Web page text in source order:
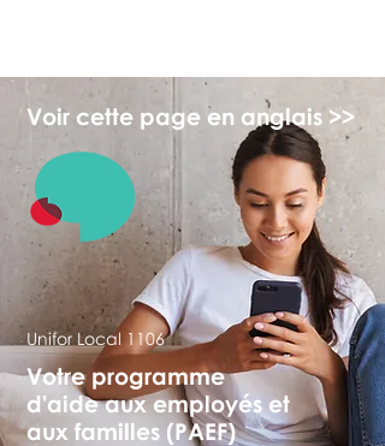
Voir cette page en anglais >>
Unifor Local 1106
Votre programme
d'aide aux employés et
aux familles (PAEF)